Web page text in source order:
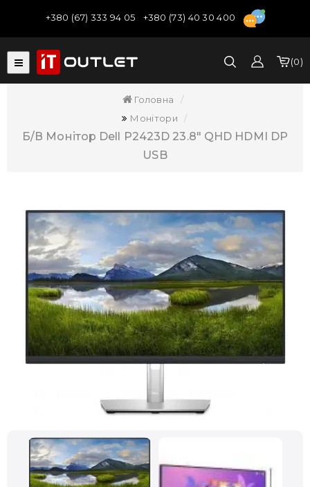
+380 (67) 333 94 05 +380 (73) 40 30 400
0
Головна
Монітори
Б/В Монітор Dell P2423D 23.8" QHD HDMI DP
USB